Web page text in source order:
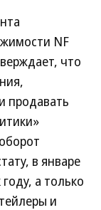
NF
что
продавать
в январе
а только
и